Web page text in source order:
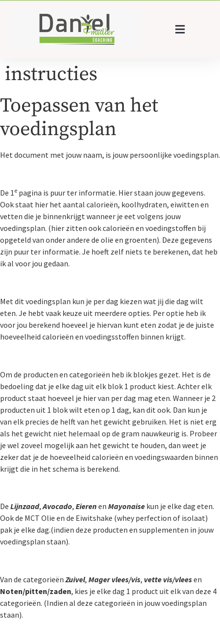
instructies
Toepassen van het
voedingsplan
Het document met jouw naam, is jouw persoonlijke voedingsplan.
De 1e pagina is puur ter informatie. Hier staan jouw gegevens.
Ook staat hier het aantal calorieën, koolhydraten, eiwitten en
vetten die je binnenkrijgt wanneer je eet volgens jouw
voedingsplan. (hier zitten ook calorieën en voedingstoffen bij
opgeteld van onder andere de olie en groenten). Deze gegevens
zijn puur ter informatie. Je hoeft zelf niets te berekenen, dat heb
ik al voor jou gedaan.
Met dit voedingsplan kun je per dag kiezen wat jij die dag wilt
eten. Je hebt vaak keuze uit meerdere opties. Per optie heb ik
voor jou berekend hoeveel je hiervan kunt eten zodat je de juiste
hoeveelheid calorieën en voedingsstoffen binnen krijgt.
Om de producten en categorieën heb ik blokjes gezet. Het is de
bedoeling dat je elke dag uit elk blok 1 product kiest. Achter elk
product staat hoeveel je hier van per dag mag eten. Wanneer je 2
producten uit 1 blok wilt eten op 1 dag, kan dit ook. Dan kun je
van elk precies de helft van het gewicht gebruiken. Het is niet erg
als het gewicht niet helemaal op de gram nauwkeurig is. Probeer
je wel zoveel mogelijk aan het gewicht te houden, dan weet je
zeker dat je de hoeveelheid calorieën en voedingswaarden binnen
krijgt die in het schema is berekend.
De Lijnzaad,Avocado, Eierenen Mayonaise kun je elke dag eten.
Ook de MCT Olie en de Eiwitshake (whey perfection of isolaat)
pak je elke dag.(indien deze producten en supplementen in jouw
voedingsplan staan).
Van de categorieën Zuivel, Mager vlees/vis, vette vis/vleesen
Noten/pitten/zaden, kies je elke dag 1 product uit elk van deze 4
categorieën. (Indien al deze categorieën in jouw voedingsplan
staan).